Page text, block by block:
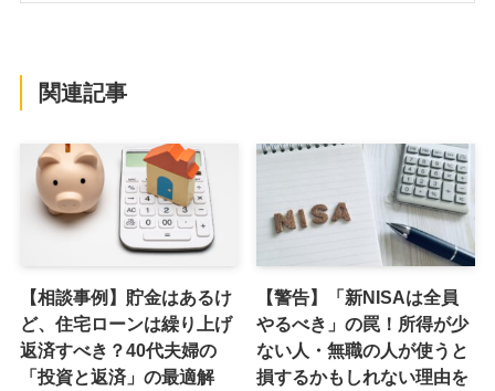
イナンシャルアドバイザーとして独立。数多くの
資産運用のノウハウを活かした個別相談やマネー
講座が好評です。
関連記事